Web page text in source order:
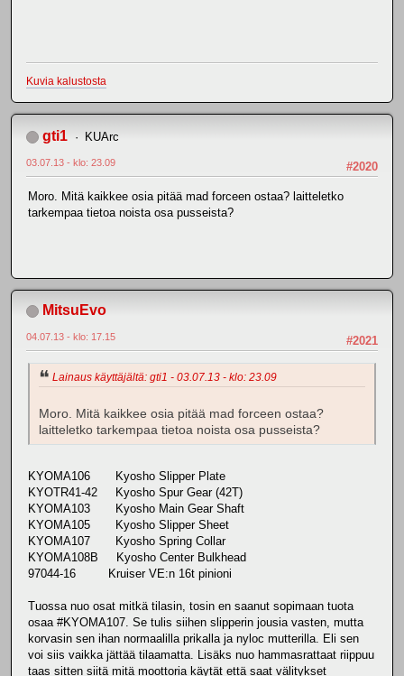
Kuvia kalustosta
gti1 KUArc
#2020
03.07.13 - klo: 23.09
Moro. Mitä kaikkee osia pitää mad forceen ostaa? laitteletko
tarkempaa tietoa noista osa pusseista?
MitsuEvo
#2021
04.07.13 - klo: 17.15
Lainaus käyttäjältä: gti1 - 03.07.13 - klo: 23.09
Moro. Mitä kaikkee osia pitää mad forceen ostaa?
laitteletko tarkempaa tietoa noista osa pusseista?
KYOMA106 Kyosho Slipper Plate
KYOTR41-42 Kyosho Spur Gear (42T)
KYOMA103 Kyosho Main Gear Shaft
KYOMA105 Kyosho Slipper Sheet
KYOMA107 Kyosho Spring Collar
KYOMA108B Kyosho Center Bulkhead
97044-16 Kruiser VE:n 16t pinioni
Tuossa nuo osat mitkä tilasin, tosin en saanut sopimaan tuota
osaa #KYOMA107. Se tulis siihen slipperin jousia vasten, mutta
korvasin sen ihan normaalilla prikalla ja nyloc mutterilla. Eli sen
voi siis vaikka jättää tilaamatta. Lisäks nuo hammasrattaat riippuu
taas sitten siitä mitä moottoria käytät että saat välitykset